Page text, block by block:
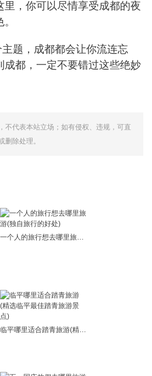
里，你可以尽情享受成都的夜
题，成都都会让你流连忘
成都，一定不要错过这些绝妙
不代表本站立场；如有侵权、违规，可直
删除处理。
一个人的旅行想去哪里旅游(独自旅行的好处)
临平哪里适合踏青旅游(精选临平最佳踏青旅游景点)